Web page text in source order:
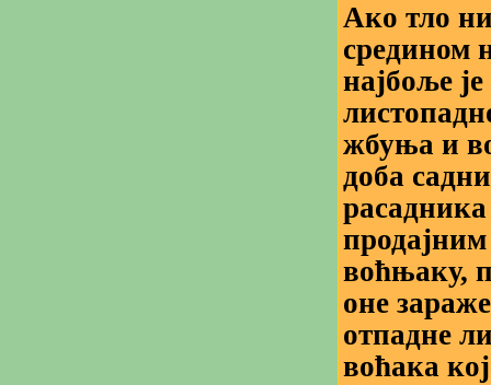
Ако тло
средином
најбоље
жбуња и
доба
воћњаку,
оне
отпадне
воћака